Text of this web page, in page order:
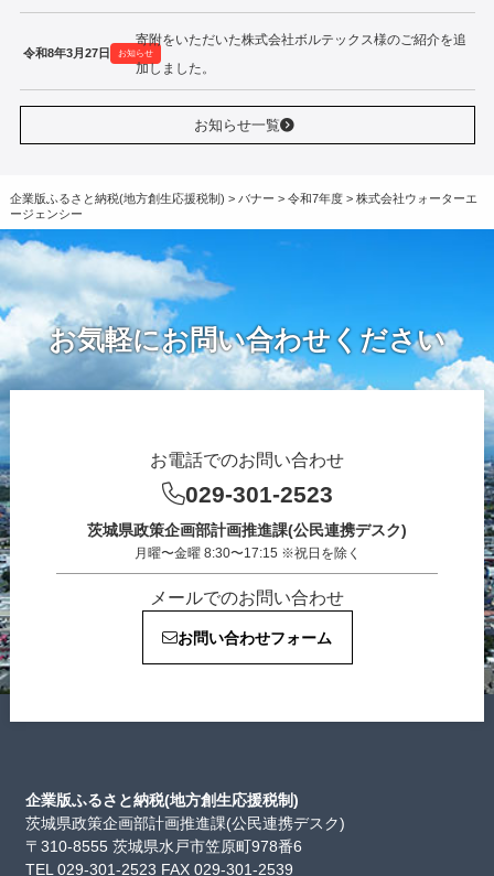
令和8年3月27日 お知らせ
寄附をいただいた株式会社ボルテックス様のご紹介を追
加しました。
お知らせ一覧
企業版ふるさと納税(地方創生応援税制) > バナー > 令和7年度> 株式会社ウォーターエ
ージェンシー
お気軽にお問い合わせください
お電話でのお問い合わせ
029-301-2523
茨城県政策企画部計画推進課(公民連携デスク)
月曜〜金曜 8:30〜17:15 ※祝日を除く
メールでのお問い合わせ
お問い合わせフォーム
企業版ふるさと納税(地方創生応援税制)
茨城県政策企画部計画推進課(公民連携デスク)
〒310-8555 茨城県水戸市笠原町978番6
TEL 029-301-2523 FAX 029-301-2539